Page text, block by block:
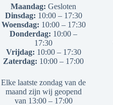
Maandag: Gesloten
Dinsdag: 10:00 – 17:30
Woensdag: 10:00 – 17:30
Donderdag: 10:00 –
17:30
Vrijdag: 10:00 – 17:30
Zaterdag: 10:00 – 17:00
Elke laatste zondag van de
maand zijn wij geopend
van 13:00 – 17:00